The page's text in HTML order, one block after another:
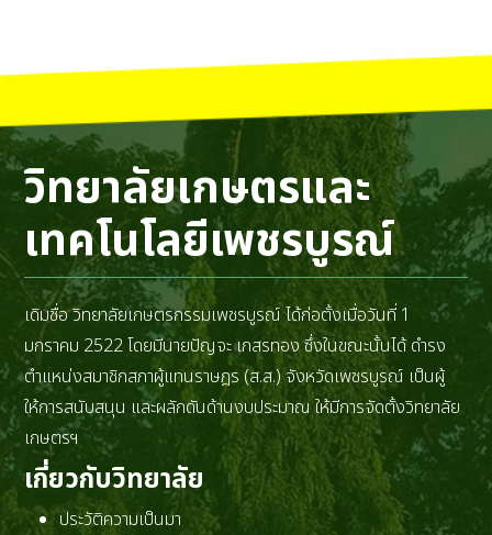
วิทยาลัยเกษตรและ
เทคโนโลยีเพชรบูรณ์
เดิมชื่อ วิทยาลัยเกษตรกรรมเพชรบูรณ์ ได้ก่อตั้งเมื่อวันที่ 1
มกราคม 2522 โดยมีนายปัญจะ เกสรทอง ซึ่งในขณะนั้นได้ ดำรง
ตำแหน่งสมาชิกสภาผู้แทนราษฎร (ส.ส.) จังหวัดเพชรบูรณ์ เป็นผู้
ให้การสนับสนุน และผลักดันด้านงบประมาณ ให้มีการจัดตั้งวิทยาลัย
เกษตรฯ
เกี่ยวกับวิทยาลัย
ประวัติความเป็นมา